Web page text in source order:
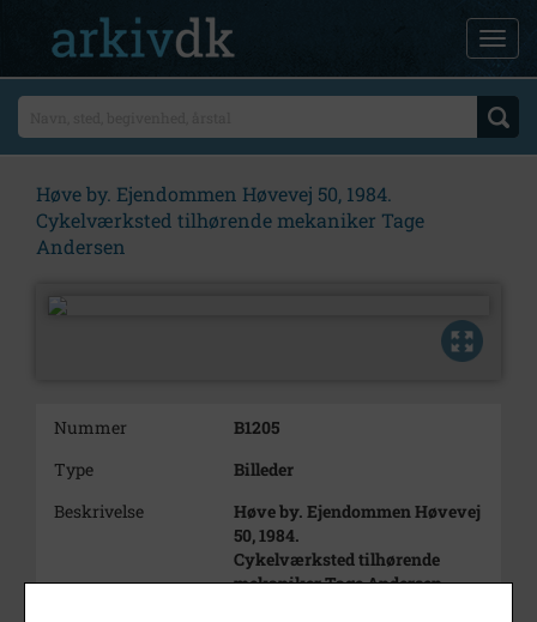
Høve by. Ejendommen Høvevej 50, 1984.
Cykelværksted tilhørende mekaniker Tage
Andersen
Nummer
B1205
Type
Billeder
Beskrivelse
Høve by. Ejendommen Høvevej
50, 1984.
Cykelværksted tilhørende
mekaniker Tage Andersen